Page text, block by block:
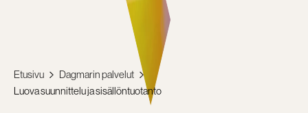
Etusivu Dagmarin palvelut
Luova suunnittelu ja sisällöntuotanto